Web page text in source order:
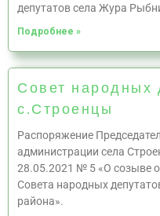
депутатов села Жура
Подробнее »
Совет народных
с.Строенцы
Распоряжение
администрации села
28.05.2021 № 5 «О созыве
Совета народных
района».